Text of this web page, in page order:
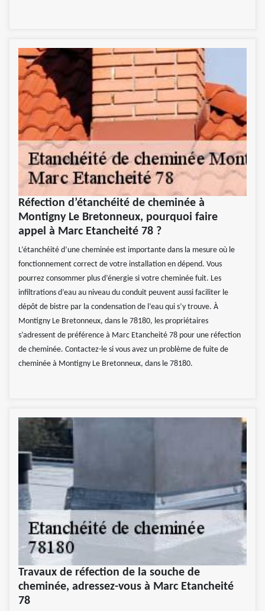
Réfection d’étanchéité de cheminée à
Montigny Le Bretonneux, pourquoi faire
appel à Marc Etancheité 78 ?
L’étanchéité d’une cheminée est importante dans la mesure où le
fonctionnement correct de votre installation en dépend. Vous
pourrez consommer plus d’énergie si votre cheminée fuit. Les
infiltrations d’eau au niveau du conduit peuvent aussi faciliter le
dépôt de bistre par la condensation de l’eau qui s’y trouve. À
Montigny Le Bretonneux, dans le 78180, les propriétaires
s’adressent de préférence à Marc Etancheité 78 pour une réfection
de cheminée. Contactez-le si vous avez un problème de fuite de
cheminée à Montigny Le Bretonneux, dans le 78180.
Travaux de réfection de la souche de
cheminée, adressez-vous à Marc Etancheité
78